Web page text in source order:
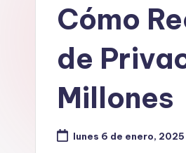
Cómo
de
Millones
lunes 6 de enero, 2025